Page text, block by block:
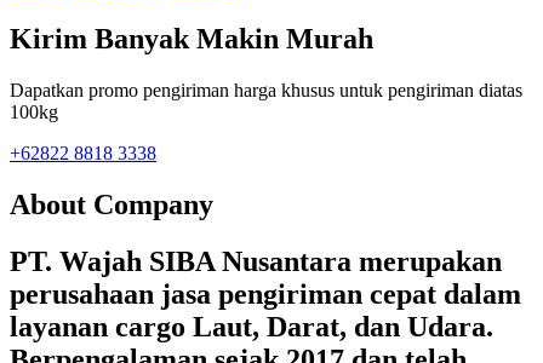
Kirim Banyak Makin Murah
Dapatkan promo pengiriman harga khusus untuk pengiriman diatas
100kg
+62822 8818 3338
About Company
PT. Wajah SIBA Nusantara merupakan
perusahaan jasa pengiriman cepat dalam
layanan cargo Laut, Darat, dan Udara.